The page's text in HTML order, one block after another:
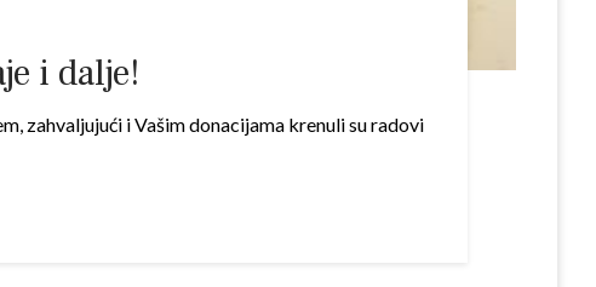
i dalje!
zahvaljujući i Vašim donacijama krenuli su radovi